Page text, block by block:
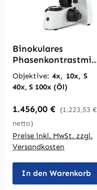
Binokulares
Phasenkontrastmik
roskop B-120-10 bis
1000fach
Objektive: 4x, 10x, S
40x, S 100x (Öl)
Regulärer Preis:
1.456,00 € (1.223,53 €
netto)
Preise inkl. MwSt. zzgl.
Versandkosten
In den Warenkorb